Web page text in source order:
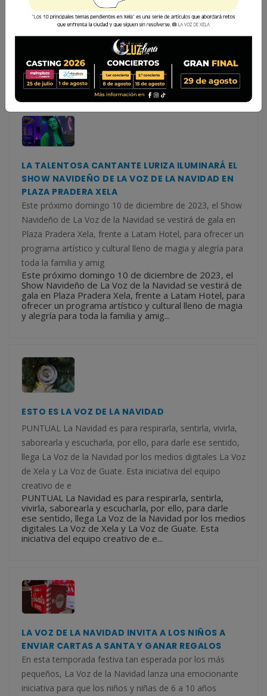
destacados artistas que participarán en este evento, se
encuentra el talentoso saxofonista David Batz,
Este domingo 10 de diciembre, el esperado Show
Navideño de La Voz de la Navidad promete llenar de
magia y alegría la Plaza Pradera Xela. Entre los
destacados artistas que participarán en este evento,
se encuentra el talentoso saxofonista David Batz,...
LA TALENTOSA CANTANTE LURIZA ILUMINARÁ EL
SHOW NAVIDEÑO DE LA VOZ DE LA NAVIDAD EN
PLAZA PRADERA XELA
Este próximo domingo 10 de diciembre de 2023, el Show
Navideño de La Voz de la Navidad se vestirá de gala en
Plaza Pradera Xela, frente a Latam Hotel, para ofrecer un
programa artístico y cultural lleno de magia y alegría para
toda la familia y amig
Este próximo domingo 10 de diciembre de 2023, el
Show Navideño de La Voz de la Navidad se vestirá de
gala en Plaza Pradera Xela, frente a Latam Hotel, para
ofrecer un programa artístico y cultural lleno de magia
y alegría para toda la familia y amig...
ESTO ES LA VOZ DE LA NAVIDAD
PUNTUAL La Navidad es para respirarla, sentirla, vivirla,
saborearla y escucharla, por ello, para darle ese sentido,
llega La Voz de la Navidad por los medios digitales La Voz
de Xela y La Voz de Guate. Esta iniciativa del equipo
creativo de e
PUNTUAL La Navidad es para respirarla, sentirla,
vivirla, saborearla y escucharla, por ello, para darle
ese sentido, llega La Voz de la Navidad por los medios
digitales La Voz de Xela y La Voz de Guate. Esta
iniciativa del equipo creativo de e...
LA VOZ DE LA NAVIDAD INVITA A LOS NIÑOS A
ENVIAR CARTAS A SANTA Y GANAR REGALOS
En esta temporada festiva tan esperada por los más
pequeños, La Voz de la Navidad lanza una emocionante
iniciativa para que los niños y niñas de 6 a 10 años